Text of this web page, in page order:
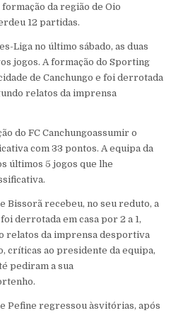
da região de Oio
12 partidas.
Liga no último sábado, as duas
jogos. A formação do Sporting
de Canchungo e foi derrotada
relatos da imprensa
do FC Canchungoassumir o
com 33 pontos. A equipa da
últimos 5 jogos que lhe
Bissorã recebeu, no seu reduto, a
derrotada em casa por 2 a 1,
relatos da imprensa desportiva
críticas ao presidente da equipa,
pediram a sua
Pefine regressou àsvitórias, após